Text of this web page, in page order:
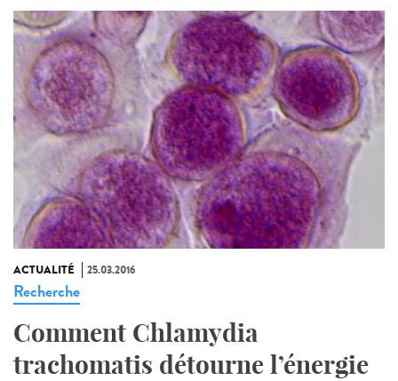
ACTUALITÉ 25.03.2016
Recherche
Comment Chlamydia
trachomatis détourne l’énergie